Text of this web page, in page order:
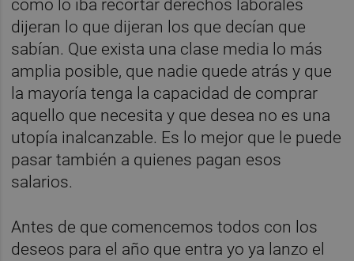
como lo iba recortar derechos laborales
dijeran lo que dijeran los que decían que
sabían. Que exista una clase media lo más
amplia posible, que nadie quede atrás y que
la mayoría tenga la capacidad de comprar
aquello que necesita y que desea no es una
utopía inalcanzable. Es lo mejor que le puede
pasar también a quienes pagan esos
salarios.
Antes de que comencemos todos con los
deseos para el año que entra yo ya lanzo el